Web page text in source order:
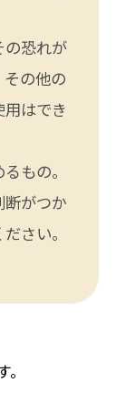
の恐れが
の他の
はでき
もの。
がつか
さい。